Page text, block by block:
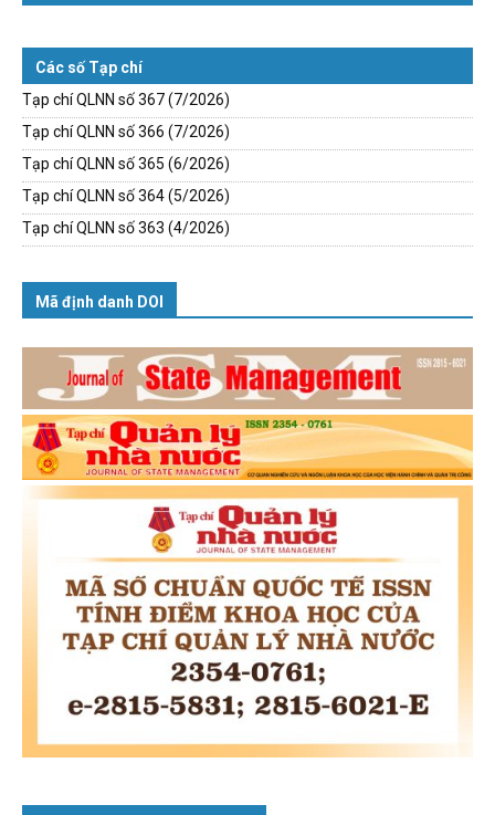
Các số Tạp chí
Tạp chí QLNN số 367 (7/2026)
Tạp chí QLNN số 366 (7/2026)
Tạp chí QLNN số 365 (6/2026)
Tạp chí QLNN số 364 (5/2026)
Tạp chí QLNN số 363 (4/2026)
Mã định danh DOI